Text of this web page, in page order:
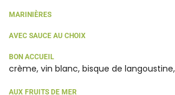
MARINIÈRES
AVEC SAUCE AU CHOIX
BON ACCUEIL
crème, vin blanc, bisque de
AUX FRUITS DE MER